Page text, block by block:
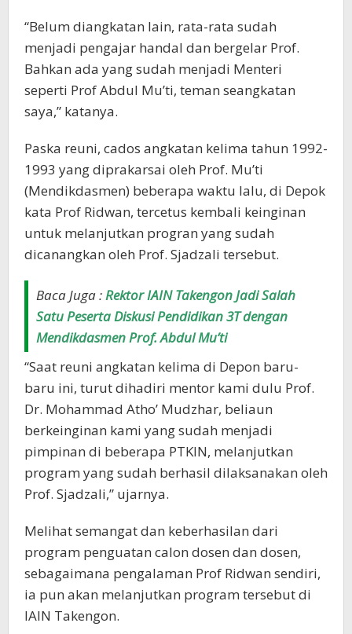
“Belum diangkatan lain, rata-rata sudah
menjadi pengajar handal dan bergelar Prof.
Bahkan ada yang sudah menjadi Menteri
seperti Prof Abdul Mu’ti, teman seangkatan
saya,” katanya.
Paska reuni, cados angkatan kelima tahun 1992-
1993 yang diprakarsai oleh Prof. Mu’ti
(Mendikdasmen) beberapa waktu lalu, di Depok
kata Prof Ridwan, tercetus kembali keinginan
untuk melanjutkan progran yang sudah
dicanangkan oleh Prof. Sjadzali tersebut.
Baca Juga :Rektor IAIN Takengon Jadi Salah
Satu Peserta Diskusi Pendidikan 3T dengan
Mendikdasmen Prof. Abdul Mu’ti
“Saat reuni angkatan kelima di Depon baru-
baru ini, turut dihadiri mentor kami dulu Prof.
Dr. Mohammad Atho’ Mudzhar, beliaun
berkeinginan kami yang sudah menjadi
pimpinan di beberapa PTKIN, melanjutkan
program yang sudah berhasil dilaksanakan oleh
Prof. Sjadzali,” ujarnya.
Melihat semangat dan keberhasilan dari
program penguatan calon dosen dan dosen,
sebagaimana pengalaman Prof Ridwan sendiri,
ia pun akan melanjutkan program tersebut di
IAIN Takengon.